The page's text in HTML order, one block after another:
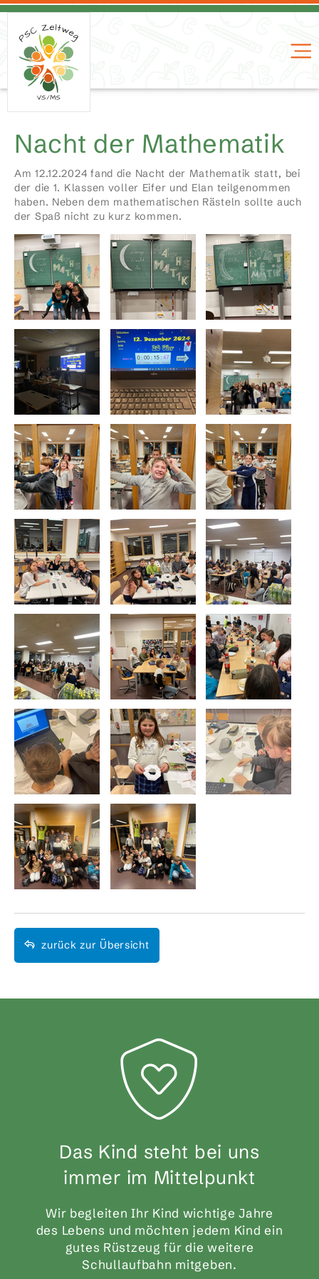
Nacht der Mathematik
Am 12.12.2024 fand die Nacht der Mathematik statt, bei
der die 1. Klassen voller Eifer und Elan teilgenommen
haben. Neben dem mathematischen Rästeln sollte auch
der Spaß nicht zu kurz kommen.
zurück zur Übersicht
Das Kind steht bei uns
immer im Mittelpunkt
Wir begleiten Ihr Kind wichtige Jahre
des Lebens und möchten jedem Kind ein
gutes Rüstzeug für die weitere
Schullaufbahn mitgeben.